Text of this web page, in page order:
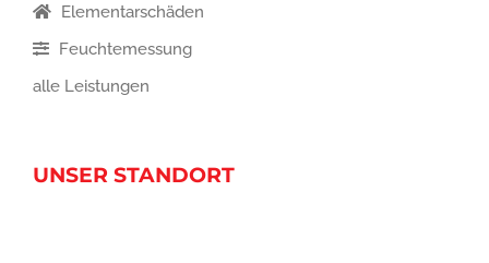
Elementarschäden
Feuchtemessung
alle Leistungen
UNSER STANDORT